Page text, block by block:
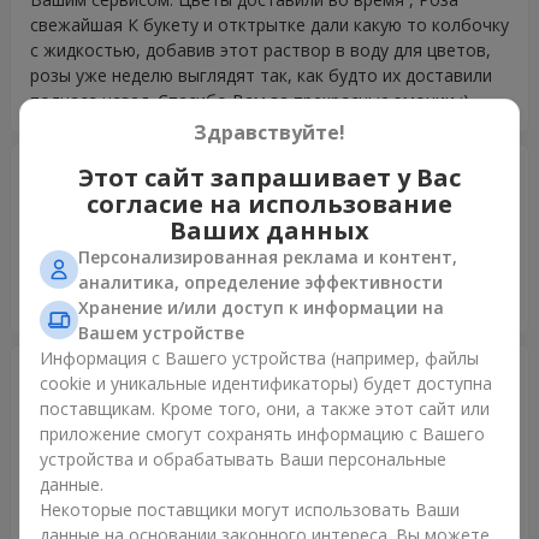
свежайшая К букету и отктрытке дали какую то колбочку
с жидкостью, добавив этот раствор в воду для цветов,
розы уже неделю выглядят так, как будто их доставили
полчаса назад. Спасибо Вам за прекрасные эмоции :)
Ольга 17.06.2021
5
Спасибо огромное, Flowers.ua! Очень крутые!
Высочайший сервис! "Доставить радость" родному
человеку, даже если он за несколько сотен километров,
с Вами абсолютно не проблема)
Татьяна 02.06.2021
5
Если бы можно было поставить оценку сто звезд -
поставила бы не раздумывая! Огромное спасибо! Все
супер! Розы просто прекрасны - свежайшие,
непередаваемо красивого вишневого цвета,
безупречное оформление. Именинница в полном
Здравствуйте!
Этот сайт запрашивает у Вас
согласие на использование
Ваших данных
Персонализированная реклама и контент,
аналитика, определение эффективности
Хранение и/или доступ к информации на
Вашем устройстве
Информация с Вашего устройства (например, файлы
cookie и уникальные идентификаторы) будет доступна
поставщикам. Кроме того, они, а также этот сайт или
приложение смогут сохранять информацию с Вашего
устройства и обрабатывать Ваши персональные
данные.
Некоторые поставщики могут использовать Ваши